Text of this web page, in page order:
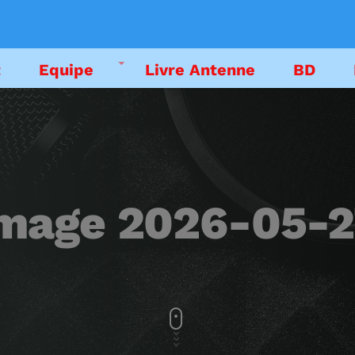
Equipe Livre Antenne BD
LIVRE ANTENNE
EMISSION EN
2026-05-